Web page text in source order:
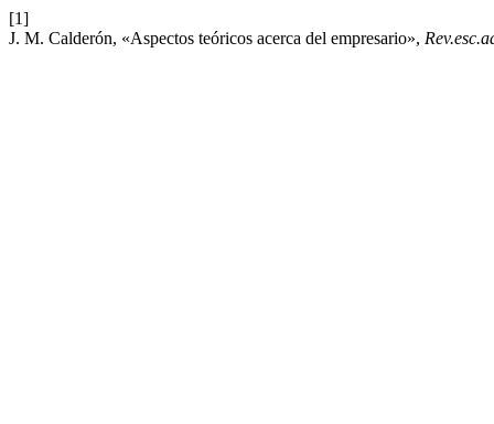
[1]
J. M. Calderón, «Aspectos teóricos acerca del empresario»,